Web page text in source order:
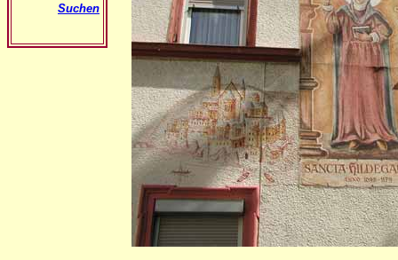
Suchen